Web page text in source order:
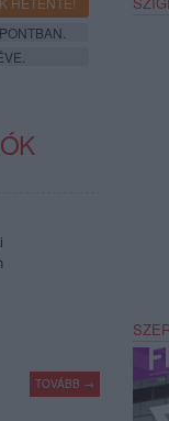
TOVÁBB →